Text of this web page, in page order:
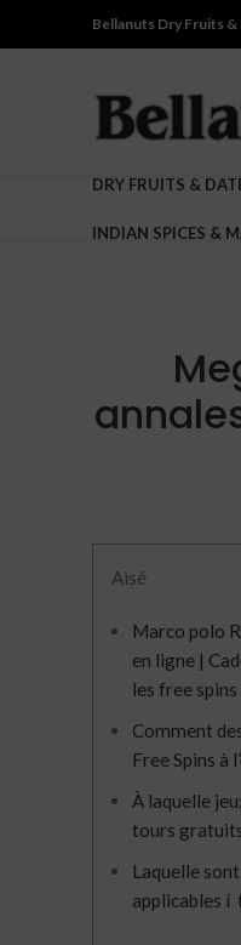
Bellanuts Dry Fruits
DRY FRUITS &
INDIAN SPICES &
Aisé
Marco polo
en ligne |
les free spins
Comment
Free Spins à
À laquelle
tours
Laquelle
applicables í